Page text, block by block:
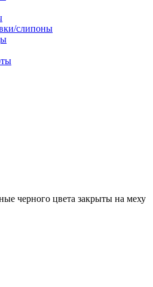
слипоны
черного цвета закрыты на меху